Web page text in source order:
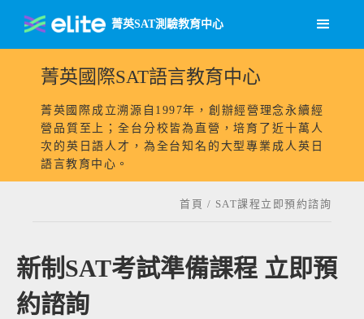
菁英SAT測驗教育中心
菁英國際SAT語言教育中心
菁英國際成立溯源自1997年，創辦經營理念永續經
營品質至上；全台分校皆為直營，培育了近十萬人
次的英日語人才，為全台知名的大型專業成人英日
語言教育中心。
首頁 / SAT課程立即預約諮詢
新制SAT考試準備課程 立即預
約諮詢